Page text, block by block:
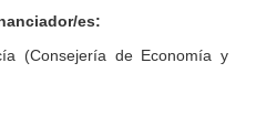
es:
(Consejería de Economía y